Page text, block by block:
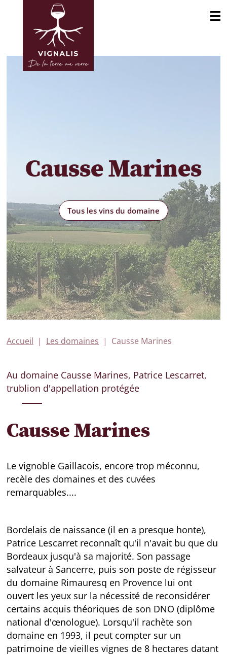
Accueil Les domaines Causse Marines
Causse Marines
Tous les vins du domaine
Au domaine Causse Marines, Patrice Lescarret,
trublion d'appellation protégée
Causse Marines
Le vignoble Gaillacois, encore trop méconnu,
recèle des domaines et des cuvées
remarquables....
Bordelais de naissance (il en a presque honte),
Patrice Lescarret reconnaît qu'il n'avait bu que du
Bordeaux jusqu'à sa majorité. Son passage
salvateur à Sancerre, puis son poste de régisseur
du domaine Rimauresq en Provence lui ont
ouvert les yeux sur la nécessité de reconsidérer
certains acquis théoriques de son DNO (diplôme
national d'œnologue). Lorsqu'il rachète son
domaine en 1993, il peut compter sur un
patrimoine de vieilles vignes de 8 hectares datant